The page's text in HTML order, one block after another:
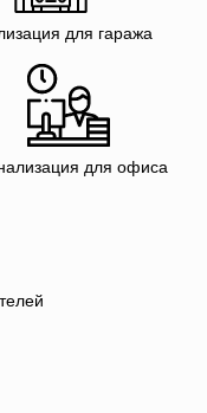
для гаража
для офиса